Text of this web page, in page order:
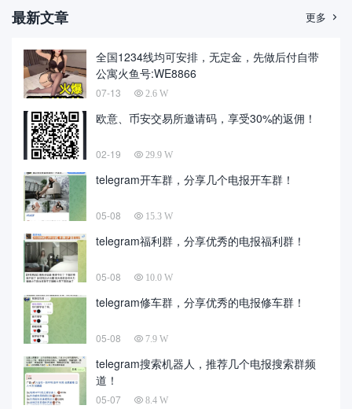
最新文章 更多 
全国1234线均可安排，无定金，先做后付自带
公寓火鱼号:WE8866
07-13 2.6 W
欧意、币安交易所邀请码，享受30%的返佣！
02-19 29.9 W
telegram开车群，分享几个电报开车群！
05-08 15.3 W
telegram福利群，分享优秀的电报福利群！
05-08 10.0 W
telegram修车群，分享优秀的电报修车群！
05-08 7.9 W
telegram搜索机器人，推荐几个电报搜索群频
道！
05-07 8.4 W